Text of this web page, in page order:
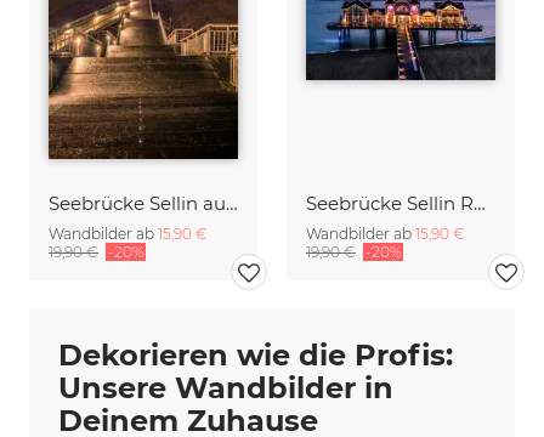
Seebrücke Sellin auf Rügen
Wandbilder ab 15,90 €
19,90 € -20%
Seebrücke Sellin Rügen
Wandbilder ab 15,90 €
19,90 € -20%
Dekorieren wie die Profis:
Unsere Wandbilder in
Deinem Zuhause